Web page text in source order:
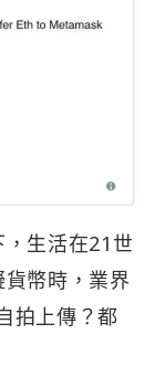
生活在21世
幣時，業界
拍上傳？都